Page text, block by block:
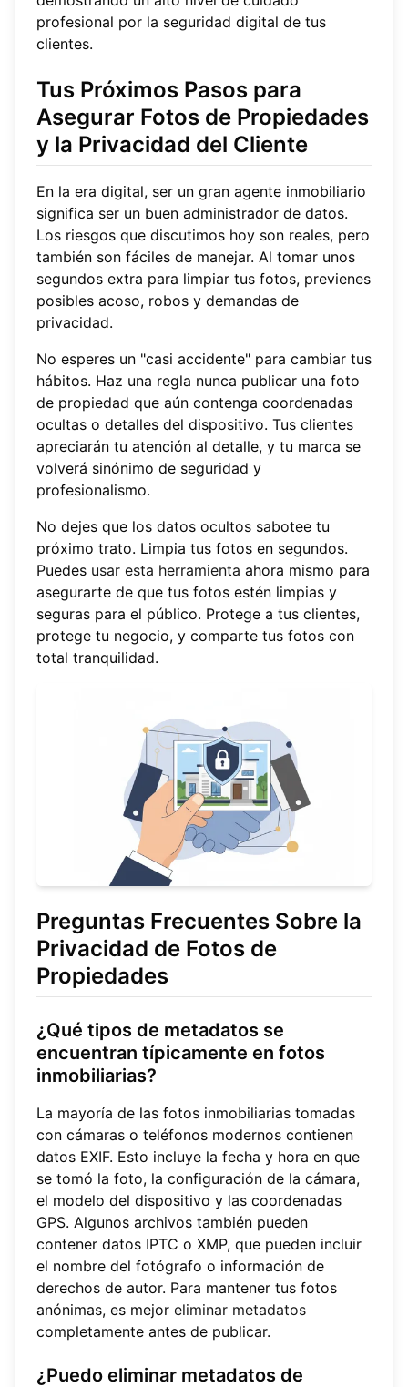
profesional por la seguridad digital de tus
clientes.
Tus Próximos Pasos para
Asegurar Fotos de Propiedades
y la Privacidad del Cliente
En la era digital, ser un gran agente inmobiliario
significa ser un buen administrador de datos.
Los riesgos que discutimos hoy son reales, pero
también son fáciles de manejar. Al tomar unos
segundos extra para limpiar tus fotos, previenes
posibles acoso, robos y demandas de
privacidad.
No esperes un "casi accidente" para cambiar tus
hábitos. Haz una regla nunca publicar una foto
de propiedad que aún contenga coordenadas
ocultas o detalles del dispositivo. Tus clientes
apreciarán tu atención al detalle, y tu marca se
volverá sinónimo de seguridad y
profesionalismo.
No dejes que los datos ocultos sabotee tu
próximo trato. Limpia tus fotos en segundos.
Puedes usar esta herramienta ahora mismo para
asegurarte de que tus fotos estén limpias y
seguras para el público. Protege a tus clientes,
protege tu negocio, y comparte tus fotos con
total tranquilidad.
Preguntas Frecuentes Sobre la
Privacidad de Fotos de
Propiedades
¿Qué tipos de metadatos se
encuentran típicamente en fotos
inmobiliarias?
La mayoría de las fotos inmobiliarias tomadas
con cámaras o teléfonos modernos contienen
datos EXIF. Esto incluye la fecha y hora en que
se tomó la foto, la configuración de la cámara,
el modelo del dispositivo y las coordenadas
GPS. Algunos archivos también pueden
contener datos IPTC o XMP, que pueden incluir
el nombre del fotógrafo o información de
derechos de autor. Para mantener tus fotos
anónimas, es mejor eliminar metadatos
completamente antes de publicar.
¿Puedo eliminar metadatos de